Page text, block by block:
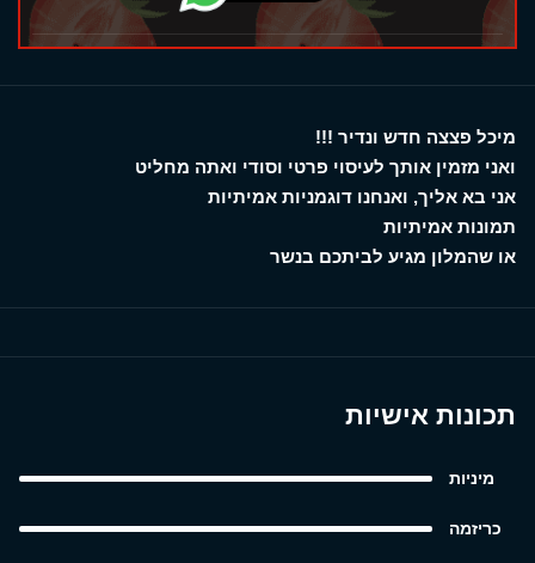
מיכל פצצה חדש ונדיר !!!
ואני מזמין אותך לעיסוי פרטי וסודי ואתה מחליט
אני בא אליך, ואנחנו דוגמניות אמיתיות
תמונות אמיתיות
או שהמלון מגיע לביתכם בנשר
תכונות אישיות
מיניות
כריזמה